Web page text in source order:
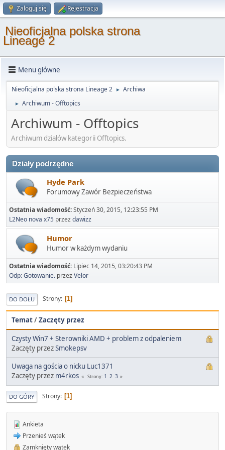
Zaloguj się Rejestracja
Nieoficjalna polska strona
Lineage 2
Menu główne
Nieoficjalna polska strona Lineage 2 ► Archiwa
► Archiwum - Offtopics
Archiwum - Offtopics
Archiwum działów kategorii Offtopics.
Działy podrzędne
Hyde Park
Forumowy Zawór Bezpieczeństwa
Ostatnia wiadomość:Styczeń 30, 2015, 12:23:55 PM
L2Neo nova x75 przezdawizz
Humor
Humor w każdym wydaniu
Ostatnia wiadomość: Lipiec 14, 2015, 03:20:43 PM
Odp: Gotowanie. przezVelor
DO DOŁU Strony 1
Temat/Zaczęty przez
Czysty Win7 + Sterowniki AMD + problem z odpaleniem
Zaczęty przezSmokepsv
Uwaga na gościa o nicku Luc1371
Zaczęty przez m4rkos Strony 1 2 3
DO GÓRY Strony 1
Ankieta
Przenieś wątek
Zamknięty wątek